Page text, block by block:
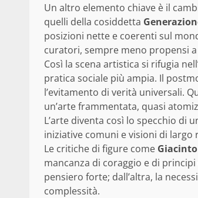
Un altro elemento chiave è il
quelli della cosiddetta
posizioni nette e coerenti sul
curatori, sempre meno propensi
Così la scena artistica si rifugia
pratica sociale più ampia. Il
l’evitamento di verità universali.
un’arte frammentata, quasi
L’arte diventa così lo specchio di
iniziative comuni e visioni di largo
Le critiche di figure come
mancanza di coraggio e di
pensiero forte; dall’altra, la
complessità.